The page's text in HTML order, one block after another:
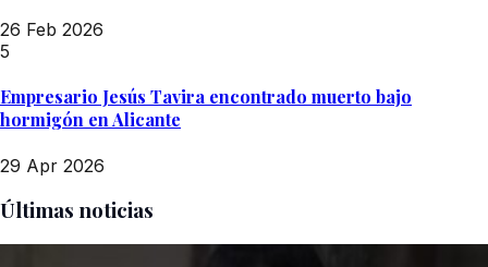
26 Feb 2026
5
Empresario Jesús Tavira encontrado muerto bajo
hormigón en Alicante
29 Apr 2026
Últimas noticias